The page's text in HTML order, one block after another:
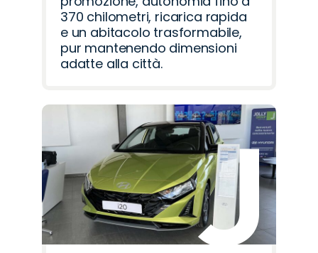
370 chilometri, ricarica rapida
e un abitacolo trasformabile,
pur mantenendo dimensioni
adatte alla città.